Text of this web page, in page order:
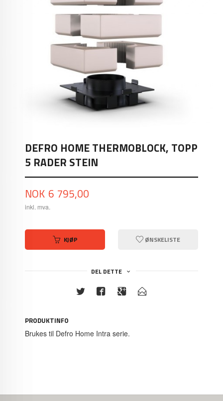
DEFRO HOME THERMOBLOCK, TOPP
5 RADER STEIN
Pris
NOK 6 795,00
inkl. mva.
KJØP ØNSKELISTE
DEL DETTE
PRODUKTINFO
Brukes til Defro Home Intra serie.